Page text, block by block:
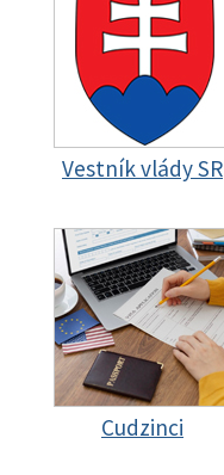
Vestník vlády SR
Cudzinci